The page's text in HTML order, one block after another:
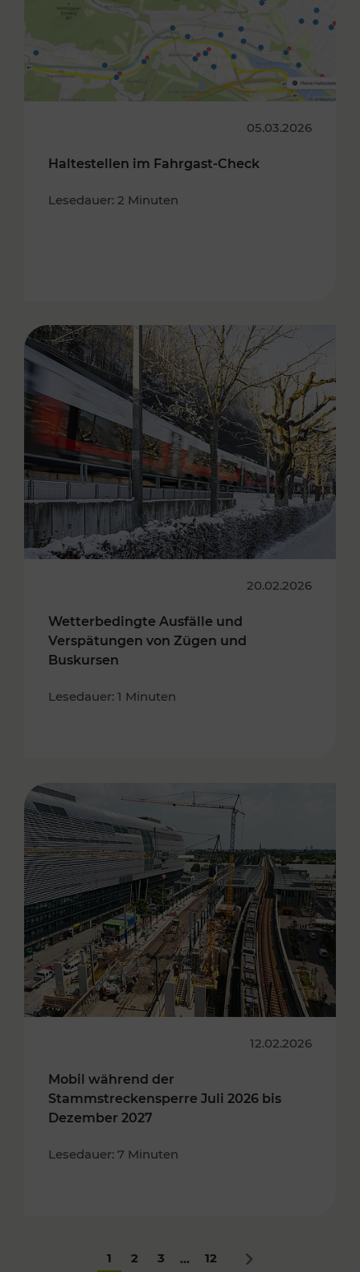
05.03.2026
Haltestellen im Fahrgast-Check
Lesedauer: 2 Minuten
20.02.2026
Wetterbedingte Ausfälle und
Verspätungen von Zügen und
Buskursen
Lesedauer: 1 Minuten
12.02.2026
Mobil während der
Stammstreckensperre Juli 2026 bis
Dezember 2027
Lesedauer: 7 Minuten
1 2 3 ... 12 Nächstes